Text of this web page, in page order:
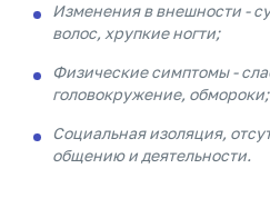
Изменения в внешности -
волос, хрупкие ногти;
Физические симптомы -
головокружение, обмороки;
Социальная изоляция,
общению и деятельности.